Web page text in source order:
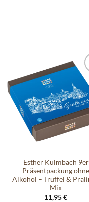
Auf die
Esther Kulmbach 9er
Präsentpackung ohne
Alkohol – Trüffel &
Mix
11,95€